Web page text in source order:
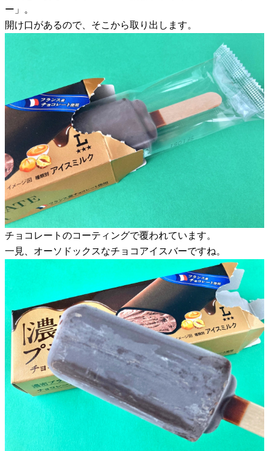
ー」。
開け口があるので、そこから取り出します。
チョコレートのコーティングで覆われています。
一見、オーソドックスなチョコアイスバーですね。